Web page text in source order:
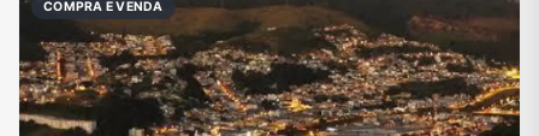
COMPRA E VENDA